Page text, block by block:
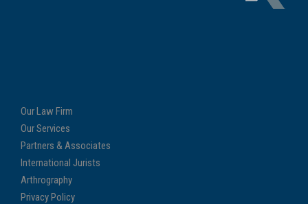
Our Law Firm
Our Services
Partners & Associates
International Jurists
Arthrography
Privacy Policy